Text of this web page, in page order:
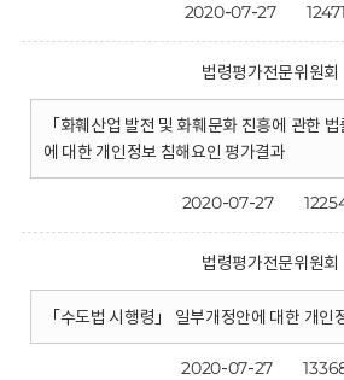
2020-07-27
법령평가전문위원회
「화훼산업 발전 및 화훼문화 진흥에 관한
에 대한 개인정보 침해요인 평가결과
2020-07-27
법령평가전문위원회
「수도법 시행령」 일부개정안에 대한 개인
2020-07-27